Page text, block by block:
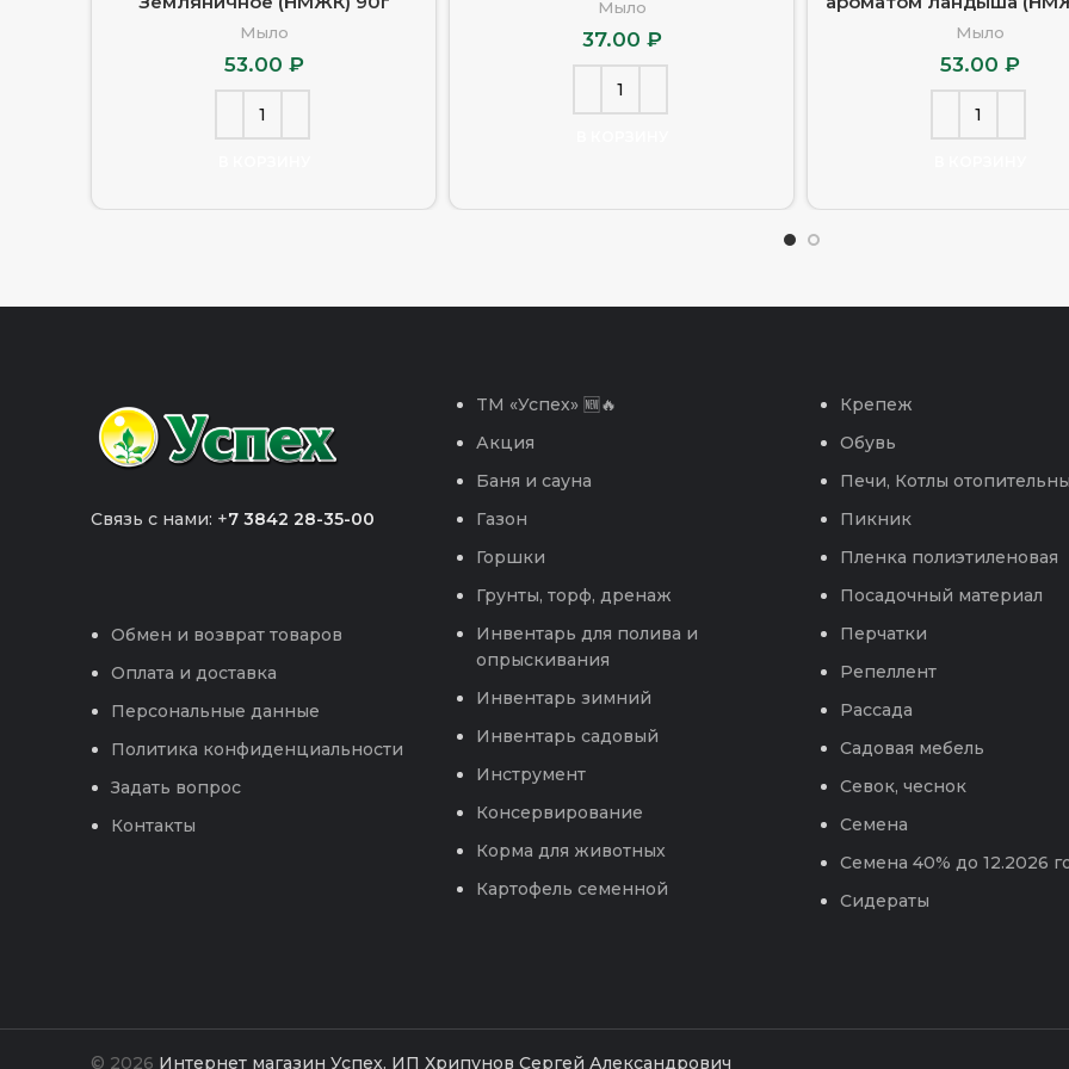
Мыло
53.00 ₽
Мыло
37.00 ₽ Мыло
53.00 ₽
Связь с нами: +7 3842 28-35-00
Обмен и возврат товаров
Оплата и доставка
Персональные данные
Политика конфиденциальности
Задать вопрос
Контакты
TM «Успех» 🆕🔥
Акция
Баня и сауна
Газон
Горшки
Грунты, торф, дренаж
Инвентарь для полива и
опрыскивания
Инвентарь зимний
Инвентарь садовый
Инструмент
Консервирование
Корма для животных
Картофель семенной
Крепеж
Обувь
Печи, Котлы
Пикник
Пленка полиэтиленовая
Посадочный материал
Перчатки
Репеллент
Рассада
Садовая мебель
Севок, чеснок
Семена
Семена 40% до 12.2026
Сидераты
© 2026 Интернет магазин Успех. ИП Хрипунов Сергей Александрович